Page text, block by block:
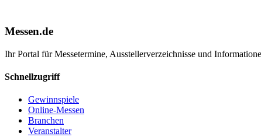
Messen.de
Ihr Portal für Messetermine, Ausstellerverzeichnisse und
Schnellzugriff
Gewinnspiele
Online-Messen
Branchen
Veranstalter